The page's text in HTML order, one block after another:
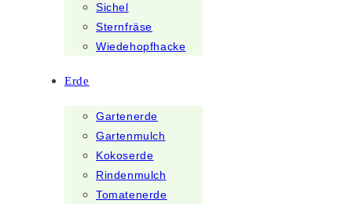
Sichel
Sternfräse
Wiedehopfhacke
Erde
Gartenerde
Gartenmulch
Kokoserde
Rindenmulch
Tomatenerde